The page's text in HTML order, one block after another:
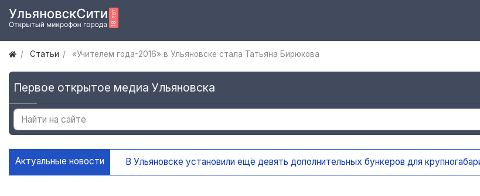
Статьи «Учителем года-2016» в Ульяновске стала Татьяна Бирюкова
Первое открытое медиа Ульяновска
Актуальные новости В Ульяновске установили ещё девять дополнительных бункеров для